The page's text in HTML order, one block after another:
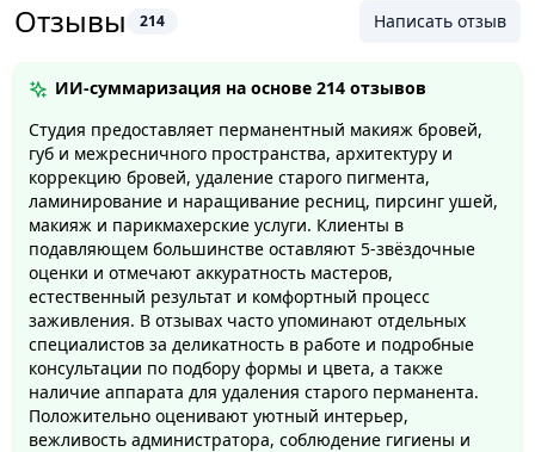
Отзывы 214 Написать отзыв
ИИ-суммаризация на основе 214 отзывов
Студия предоставляет перманентный макияж бровей,
губ и межресничного пространства, архитектуру и
коррекцию бровей, удаление старого пигмента,
ламинирование и наращивание ресниц, пирсинг ушей,
макияж и парикмахерские услуги. Клиенты в
подавляющем большинстве оставляют 5‑звёздочные
оценки и отмечают аккуратность мастеров,
естественный результат и комфортный процесс
заживления. В отзывах часто упоминают отдельных
специалистов за деликатность в работе и подробные
консультации по подбору формы и цвета, а также
наличие аппарата для удаления старого перманента.
Положительно оценивают уютный интерьер,
вежливость администратора, соблюдение гигиены и